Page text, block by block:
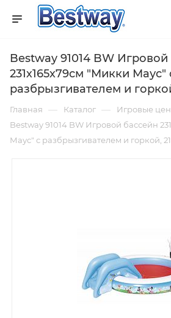
Bestway 91014 BW Игровой
231х165х79см "Микки Маус"
разбрызгивателем и
Главная — Каталог — Игровые
Bestway 91014 BW Игровой бассейн
Маус" с разбрызгивателем и горкой,